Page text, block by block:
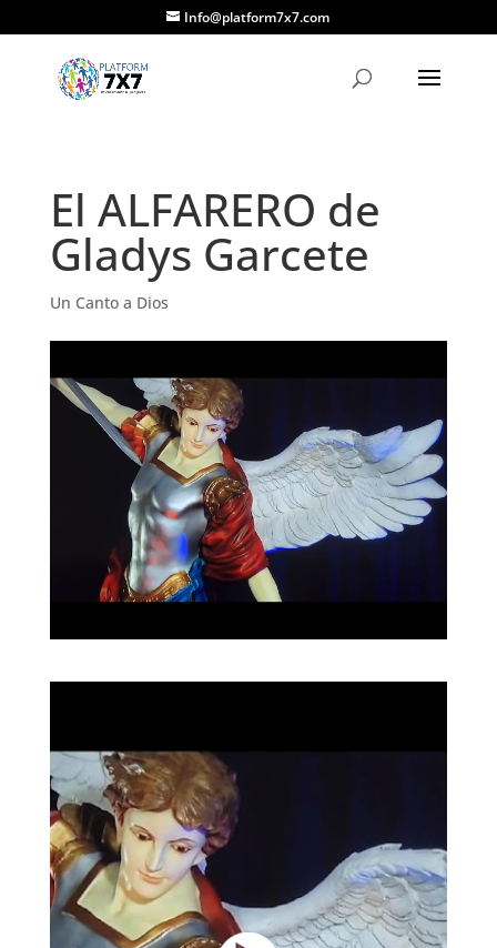
Info@platform7x7.com
El ALFARERO de
Gladys Garcete
Un Canto a Dios